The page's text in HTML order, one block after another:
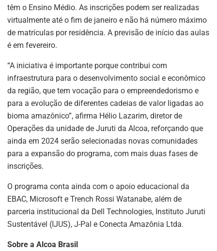
têm o Ensino Médio. As inscrições podem ser realizadas
virtualmente até o fim de janeiro e não há número máximo
de matrículas por residência. A previsão de início das aulas
é em fevereiro.
“A iniciativa é importante porque contribui com
infraestrutura para o desenvolvimento social e econômico
da região, que tem vocação para o empreendedorismo e
para a evolução de diferentes cadeias de valor ligadas ao
bioma amazônico”, afirma Hélio Lazarim, diretor de
Operações da unidade de Juruti da Alcoa, reforçando que
ainda em 2024 serão selecionadas novas comunidades
para a expansão do programa, com mais duas fases de
inscrições.
O programa conta ainda com o apoio educacional da
EBAC, Microsoft e Trench Rossi Watanabe, além de
parceria institucional da Dell Technologies, Instituto Juruti
Sustentável (IJUS), J-Pal e Conecta Amazônia Ltda.
Sobre a Alcoa Brasil
ASSINE NOSSA
NEWSLETTER
Fique atualizado com as últimas
notíciase inovações do setor mineral